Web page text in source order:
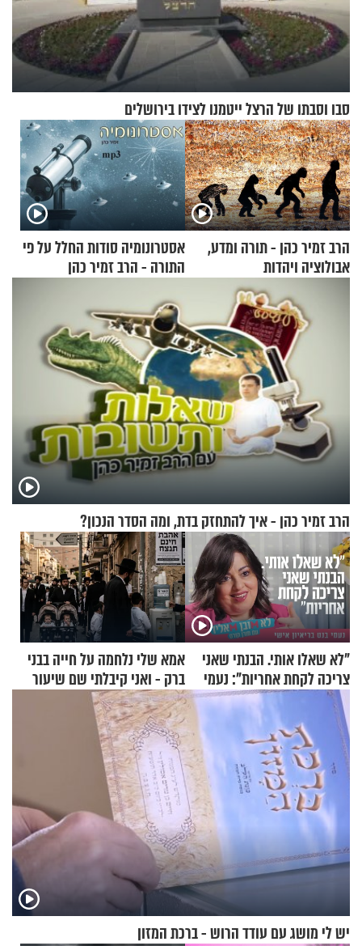
סבו וסבתו של הרצל ייטמנו לצידו בירושלים
הרב זמיר כהן - תורה ומדע,
אבולוציה ויהדות
אסטרונומיה סודות החלל על פי
התורה - הרב זמיר כהן
הרב זמיר כהן - איך להתחזק בדת, ומה הסדר הנכון?
"לא שאלו אותי. הבנתי שאני
צריכה לקחת אחריות": נעמי
בנט בריאיון אישי
אמא שלי נלחמה על חייה בבני
ברק - ואני קיבלתי שם שיעור
באהבת חינם
יש לי מושג עם עודד הרוש - ברכת המזון